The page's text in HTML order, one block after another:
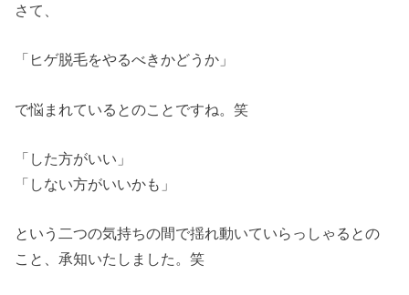
さて、
「ヒゲ脱毛をやるべきかどうか」
で悩まれているとのことですね。笑
「した方がいい」
「しない方がいいかも」
という二つの気持ちの間で揺れ動いていらっしゃるとの
こと、承知いたしました。笑